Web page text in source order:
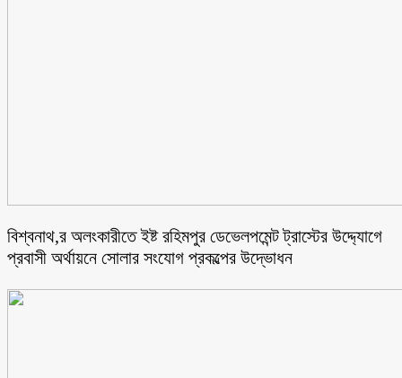
বিশ্বনাথ,র অলংকারীতে ইষ্ট রহিমপুর ডেভেলপমেন্ট ট্রাস্টের উদ্দ্যোগে
প্রবাসী অর্থায়নে সোলার সংযোগ প্রকল্পের উদ্ভোধন